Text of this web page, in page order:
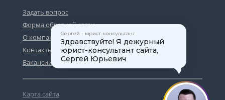
Задать вопрос
Форма обратной связи
О компании
Контакты
Вакансии
Карта сайта 1
Сергей - юрист-консультант
Здравствуйте! Я дежурный
юрист-консультант сайта,
Сергей Юрьевич